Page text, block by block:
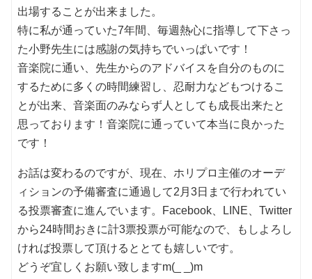
出場することが出来ました。
特に私が通っていた7年間、毎週熱心に指導して下さっ
た小野先生には感謝の気持ちでいっぱいです！
音楽院に通い、先生からのアドバイスを自分のものに
するために多くの時間練習し、忍耐力などもつけるこ
とが出来、音楽面のみならず人としても成長出来たと
思っております！音楽院に通っていて本当に良かった
です！
お話は変わるのですが、現在、ホリプロ主催のオーデ
ィションの予備審査に通過して2月3日まで行われてい
る投票審査に進んでいます。Facebook、LINE、Twitter
から24時間おきに計3票投票が可能なので、もしよろし
ければ投票して頂けるととても嬉しいです。
どうぞ宜しくお願い致しますm(_ _)m